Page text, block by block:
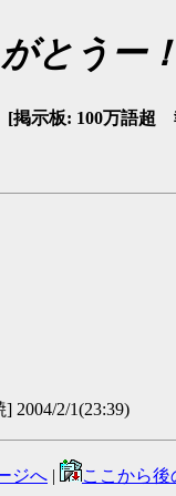
とうー！
[掲示板: 100万語超
2004/2/1(23:39)
ジへ | ここから